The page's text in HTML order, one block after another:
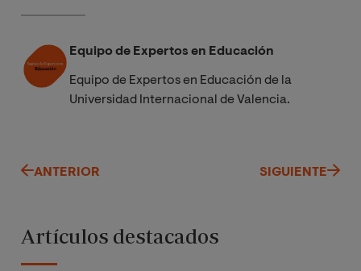
Equipo de Expertos en Educación
Equipo de Expertos en Educación de la
Universidad Internacional de Valencia.
ANTERIOR SIGUIENTE
Artículos destacados